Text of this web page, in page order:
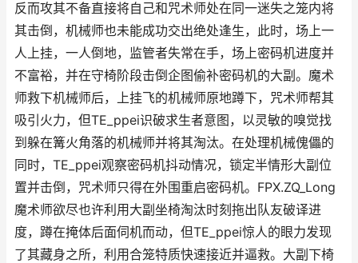
反而攻其不备直接将自己和咒术师处在同一迷失之笼内将
其击倒，机械师也未能成功交出绝处逢生，此时，场上一
人上挂，一人倒地，监管者失常在手，场上密码机进度并
不富裕，并在守椅阶段击倒企图偷补密码机的大副。魔术
师救下机械师后，上挂飞的机械师原地蹲下，咒术师帮其
吸引火力，但TE_ppei识破求生者意图，以灵敏的嗅觉找
到躲在篝火角落的机械师并将其淘汰。在处理机械傀儡的
同时，TE_ppei观察密码机抖动情况，锁定半情形大副位
置并击倒，咒术师只得在外围重启密码机。FPX.ZQ_Long
魔术师欲尽也许利用大副坐椅淘汰时刻拖出队友破译进
度，蹲在掩体后面伺机而动，但TE_ppei惊人的眼力发现
了其藏身之所，利用合笼特质快速接近并逼救。大副下椅